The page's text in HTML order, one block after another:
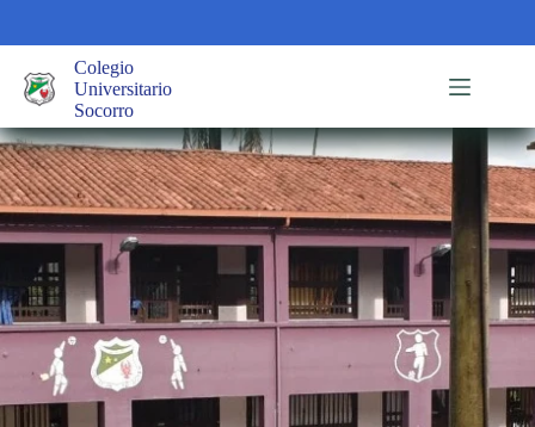
contenido
Colegio
Universitario
Socorro